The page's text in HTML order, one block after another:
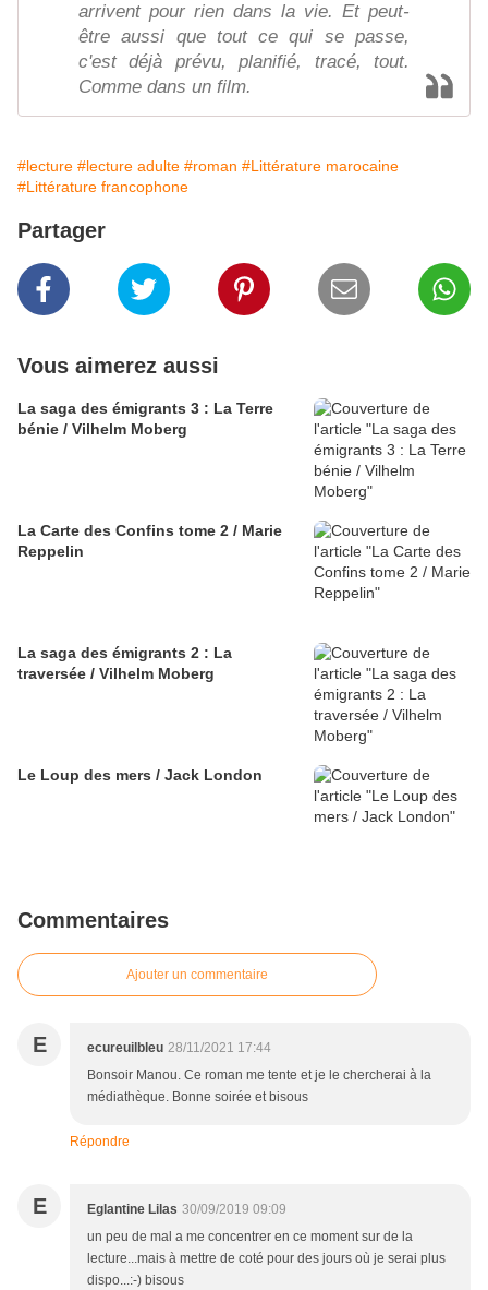
arrivent pour rien dans la vie. Et peut-
être aussi que tout ce qui se passe,
c'est déjà prévu, planifié, tracé, tout.
Comme dans un film.
#lecture #lecture adulte #roman #Littérature marocaine
#Littérature francophone
Partager
Vous aimerez aussi
La saga des émigrants 3 : La Terre
bénie / Vilhelm Moberg
La Carte des Confins tome 2 / Marie
Reppelin
La saga des émigrants 2 : La
traversée / Vilhelm Moberg
Le Loup des mers / Jack London
Commentaires
Ajouter un commentaire
E ecureuilbleu 28/11/2021 17:44
Bonsoir Manou. Ce roman me tente et je le chercherai à la
médiathèque. Bonne soirée et bisous
Répondre
E Eglantine Lilas 30/09/2019 09:09
un peu de mal a me concentrer en ce moment sur de la
lecture...mais à mettre de coté pour des jours où je serai plus
dispo...:-) bisous